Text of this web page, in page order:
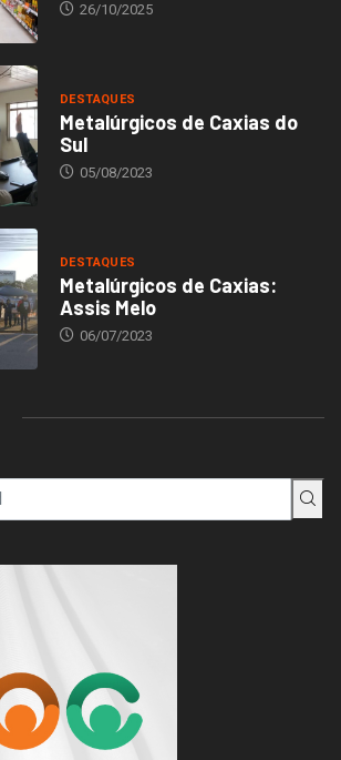
26/10/2025
DESTAQUES
Metalúrgicos de Caxias do
Sul
05/08/2023
DESTAQUES
Metalúrgicos de Caxias:
Assis Melo
06/07/2023